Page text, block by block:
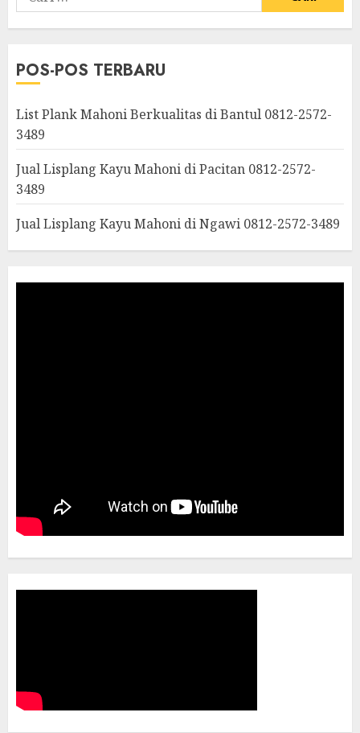
POS-POS TERBARU
List Plank Mahoni Berkualitas di Bantul 0812-2572-
3489
Jual Lisplang Kayu Mahoni di Pacitan 0812-2572-
3489
Jual Lisplang Kayu Mahoni di Ngawi 0812-2572-3489